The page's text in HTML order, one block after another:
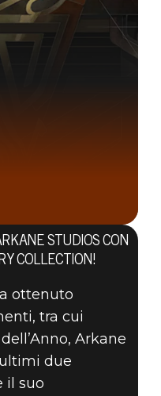
STUDIOS CON
COLLECTION!
ottenuto
tra cui
Arkane
due
il suo